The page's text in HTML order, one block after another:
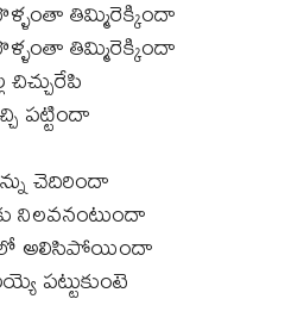
తిమ్మిరెక్కిందా
తిమ్మిరెక్కిందా
చిచ్చురేపి
పట్టిందా
చెదిరిందా
నిలవనంటుందా
నీలో అలిసిపోయిందా
పట్టుకుంటె